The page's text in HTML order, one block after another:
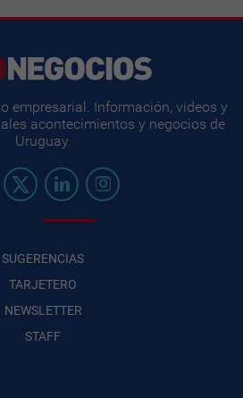
empresarial. Información, videos y
acontecimientos y negocios de
Uruguay.
SUGERENCIAS
TARJETERO
NEWSLETTER
STAFF